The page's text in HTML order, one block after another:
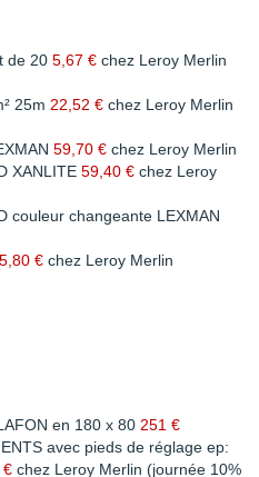
de 20 5,67 € chez Leroy Merlin
25m 22,52 € chez Leroy Merlin
59,70 € chez Leroy Merlin
XANLITE 59,40 € chez Leroy
couleur changeante LEXMAN
5,80 € chez Leroy Merlin
en 180 x 80 251 €
avec pieds de réglage ep:
€ chez Leroy Merlin (journée 10%